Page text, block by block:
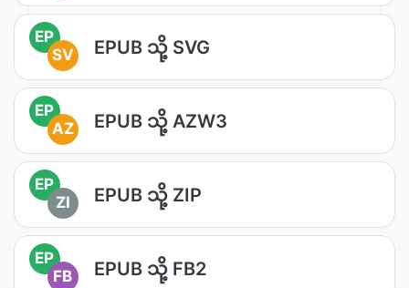
EP
SV
EPUB သို့ SVG
EP
AZ
EPUB သို့ AZW3
EP
ZI
EPUB သို့ ZIP
EP
FB
EPUB သို့ FB2